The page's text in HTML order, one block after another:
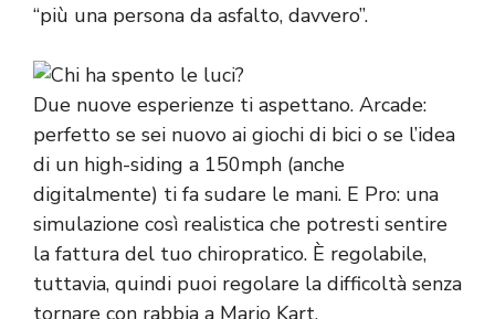
“più una persona da asfalto, davvero”.
Due nuove esperienze ti aspettano. Arcade:
perfetto se sei nuovo ai giochi di bici o se l’idea
di un high-siding a 150mph (anche
digitalmente) ti fa sudare le mani. E Pro: una
simulazione così realistica che potresti sentire
la fattura del tuo chiropratico. È regolabile,
tuttavia, quindi puoi regolare la difficoltà senza
tornare con rabbia a Mario Kart.